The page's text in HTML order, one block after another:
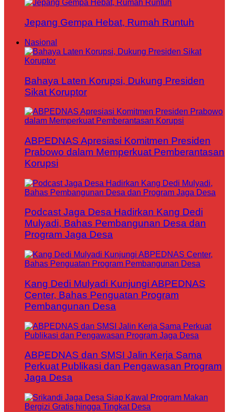
Jepang Gempa Hebat, Rumah Runtuh
Nasional
Bahaya Laten Korupsi, Dukung Presiden
Sikat Koruptor
ABPEDNAS Apresiasi Komitmen Presiden
Prabowo dalam Memperkuat Pemberantasan
Korupsi
Podcast Jaga Desa Hadirkan Kang Dedi
Mulyadi, Bahas Pembangunan Desa dan
Program Jaga Desa
Kang Dedi Mulyadi Kunjungi ABPEDNAS
Center, Bahas Penguatan Program
Pembangunan Desa
ABPEDNAS dan SMSI Jalin Kerja Sama
Perkuat Publikasi dan Pengawasan Program
Jaga Desa